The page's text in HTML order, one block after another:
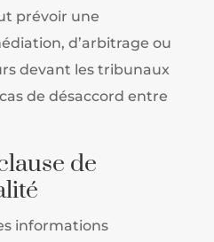
prévoir une
d’arbitrage ou
devant les tribunaux
de désaccord entre
de
informations